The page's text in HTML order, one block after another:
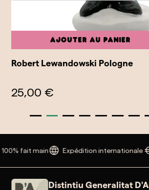
Ajouter au panier
Robert Lewandowski Pologne
25,00 €
fait main Expédition internationale
Distintiu Generalitat